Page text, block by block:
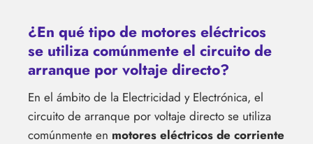
¿En qué tipo de motores eléctricos
se utiliza comúnmente el circuito de
arranque por voltaje directo?
En el ámbito de la Electricidad y Electrónica, el
circuito de arranque por voltaje directo se utiliza
comúnmente en motores eléctricos de corriente